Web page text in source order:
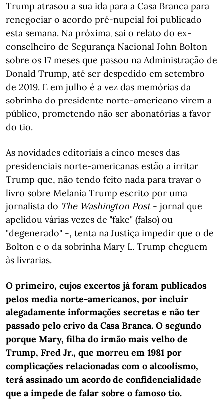
Trump atrasou a sua ida para a Casa Branca para
renegociar o acordo pré-nupcial foi publicado
esta semana. Na próxima, sai o relato do ex-
conselheiro de Segurança Nacional John Bolton
sobre os 17 meses que passou na Administração de
Donald Trump, até ser despedido em setembro
de 2019. E em julho é a vez das memórias da
sobrinha do presidente norte-americano virem a
público, prometendo não ser abonatórias a favor
do tio.
As novidades editoriais a cinco meses das
presidenciais norte-americanas estão a irritar
Trump que, não tendo feito nada para travar o
livro sobre Melania Trump escrito por uma
jornalista do The Washington Post- jornal que
apelidou várias vezes de "fake" (falso) ou
"degenerado" -, tenta na Justiça impedir que o de
Bolton e o da sobrinha Mary L. Trump cheguem
às livrarias.
O primeiro, cujos excertos já foram publicados
pelos media norte-americanos, por incluir
alegadamente informações secretas e não ter
passado pelo crivo da Casa Branca. O segundo
porque Mary, filha do irmão mais velho de
Trump, Fred Jr., que morreu em 1981 por
complicações relacionadas com o alcoolismo,
terá assinado um acordo de confidencialidade
que a impede de falar sobre o famoso tio.